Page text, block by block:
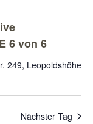
6 von 6
249, Leopoldshöhe
Nächster Tag